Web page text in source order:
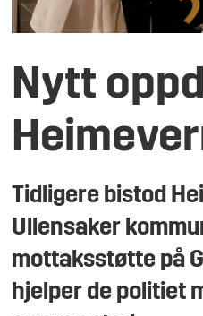
Nytt
Tidligere bistod
Ullensaker
mottaksstøtte på
hjelper de politiet